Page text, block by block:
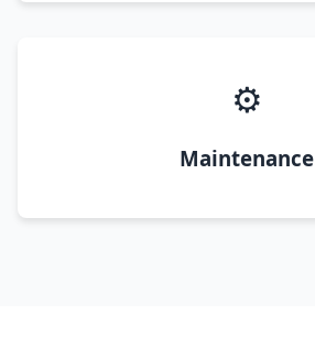
⚙️
Maintenance